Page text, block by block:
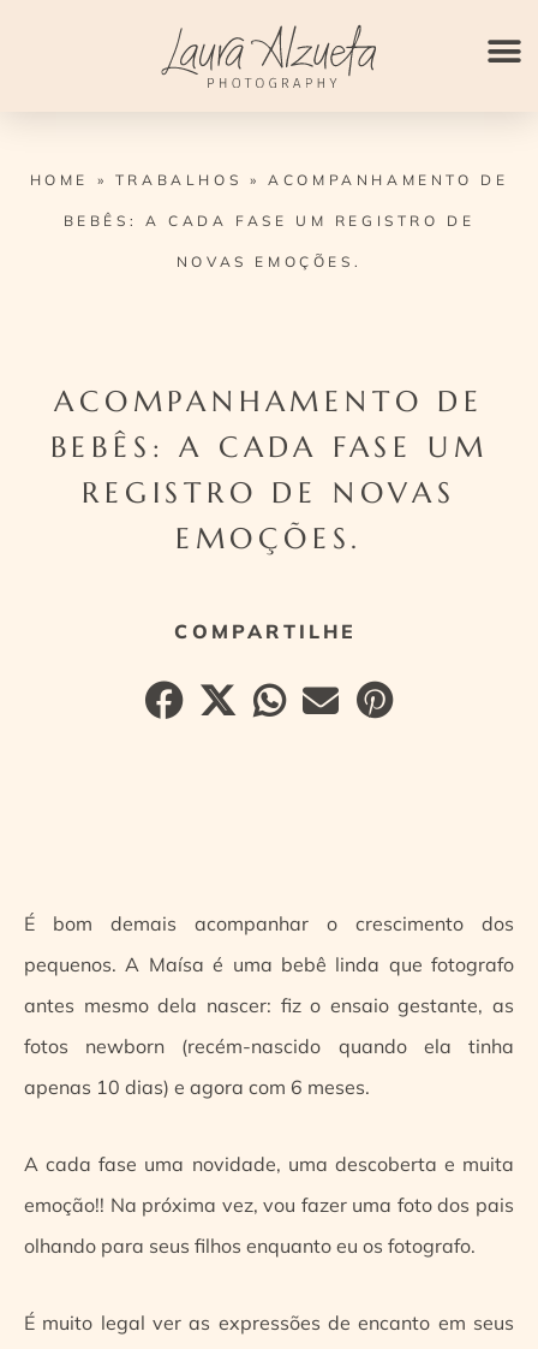
HOME » TRABALHOS »ACOMPANHAMENTO DE
BEBÊS: A CADA FASE UM REGISTRO DE
NOVAS EMOÇÕES.
ACOMPANHAMENTO DE
BEBÊS: A CADA FASE UM
REGISTRO DE NOVAS
EMOÇÕES.
É bom demais acompanhar o crescimento dos
pequenos. A Maísa é uma bebê linda que fotografo
antes mesmo dela nascer: fiz o ensaio gestante, as
fotos newborn (recém-nascido quando ela tinha
apenas 10 dias) e agora com 6 meses.
A cada fase uma novidade, uma descoberta e muita
emoção!! Na próxima vez, vou fazer uma foto dos pais
olhando para seus filhos enquanto eu os fotografo.
É muito legal ver as expressões de encanto em seus